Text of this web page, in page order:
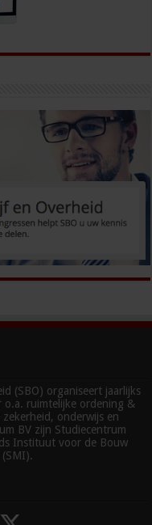
(SBO) organiseert jaarlijks
o.a. ruimtelijke ordening &
onderwijs en
BV zijn Studiecentrum
Instituut voor de Bouw